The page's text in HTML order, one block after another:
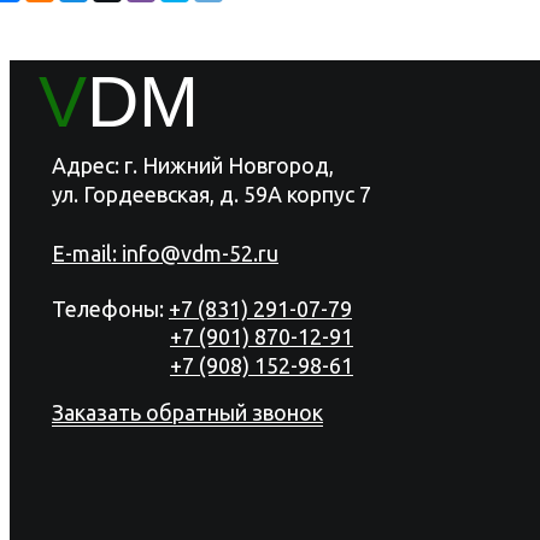
VDM
Адрес: г. Нижний Новгород,
ул. Гордеевская, д. 59А корпус 7
E-mail: info@vdm-52.ru
Телефоны: +7 (831) 291-07-79
+7 (901) 870-12-91
+7 (908) 152-98-61
Заказать обратный звонок